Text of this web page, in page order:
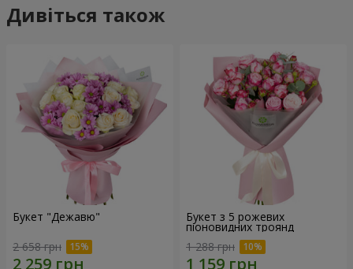
Дивіться також
Букет "Дежавю"
2 658 грн
Букет з 5 рожевих
піоновидних троянд
1 288 грн